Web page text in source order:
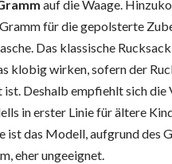
auf die Waage.
für die gepolsterte
Das klassische
klobig wirken, sofern der
Deshalb empfiehlt sich die
in erster Linie für ältere
ist das Modell, aufgrund des
eher ungeeignet.